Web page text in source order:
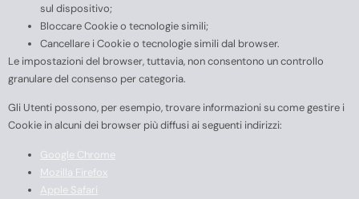
sul dispositivo;
Bloccare Cookie o tecnologie simili;
Cancellare i Cookie o tecnologie simili dal browser.
Le impostazioni del browser, tuttavia, non consentono un controllo
granulare del consenso per categoria.
Gli Utenti possono, per esempio, trovare informazioni su come gestire i
Cookie in alcuni dei browser più diffusi ai seguenti indirizzi:
Google Chrome
Mozilla Firefox
Apple Safari